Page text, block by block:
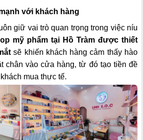
với khách hàng
giữ vai trò quan trọng trong việc níu
mỹ phẩm tại Hồ Tràm được thiết
sẽ khiến khách hàng cảm thấy hào
chân vào cửa hàng, từ đó tạo tiền đề
mua thực tế.